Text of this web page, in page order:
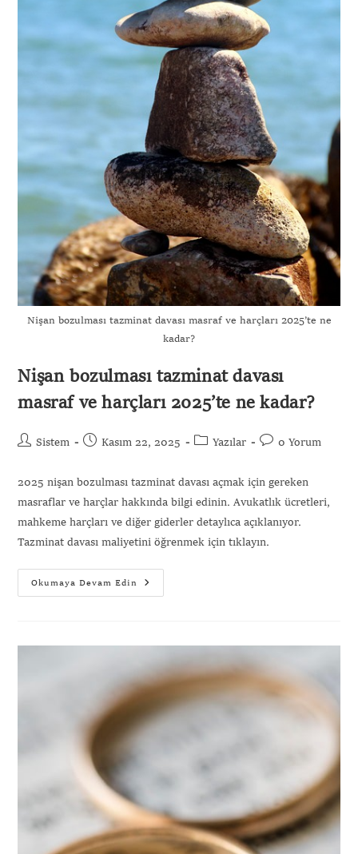
Nişan bozulması tazminat davası masraf ve harçları 2025’te ne
kadar?
Nişan bozulması tazminat davası
masraf ve harçları 2025’te ne kadar?
Sistem Kasım 22, 2025 Yazılar 0 Yorum
2025 nişan bozulması tazminat davası açmak için gereken
masraflar ve harçlar hakkında bilgi edinin. Avukatlık ücretleri,
mahkeme harçları ve diğer giderler detaylıca açıklanıyor.
Tazminat davası maliyetini öğrenmek için tıklayın.
Okumaya Devam Edin